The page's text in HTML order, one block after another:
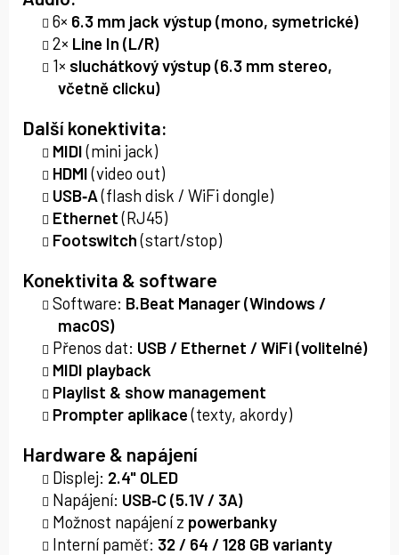
6× 6.3 mm jack výstup (mono, symetrické)
2× Line In (L/R)
1× sluchátkový výstup (6.3 mm stereo,
včetně clicku)
Další konektivita:
MIDI(mini jack)
HDMI(video out)
USB‑A(flash disk / WiFi dongle)
Ethernet(RJ45)
Footswitch(start/stop)
Konektivita & software
Software: B.Beat Manager (Windows /
macOS)
Přenos dat: USB / Ethernet / WiFi (volitelné)
MIDI playback
Playlist & show management
Prompter aplikace(texty, akordy)
Hardware & napájení
Displej: 2.4" OLED
Napájení: USB‑C (5.1V / 3A)
Možnost napájení z powerbanky
Interní paměť: 32 / 64 / 128 GB varianty